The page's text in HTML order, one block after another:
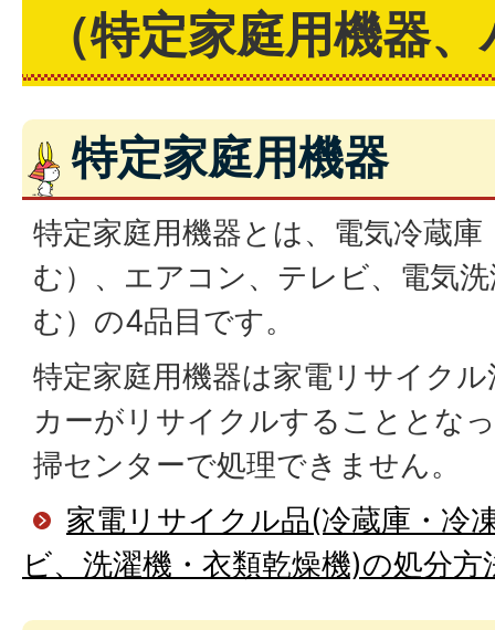
（特定家庭用機器
特定家庭用機器
特定家庭用機器とは、電気冷蔵庫
む）、エアコン、テレビ、電気
む）の4品目です。
特定家庭用機器は家電リサイク
カーがリサイクルすることとな
掃センターで処理できません。
家電リサイクル品(冷蔵庫・冷
ビ、洗濯機・衣類乾燥機)の処分方